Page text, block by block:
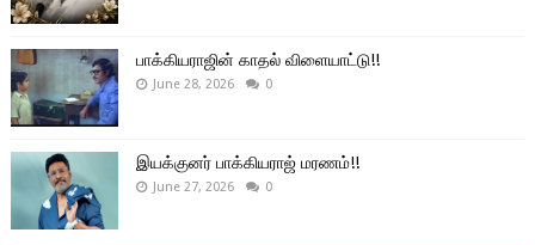
பாக்கியராஜின் காதல் விளையாட்டு!!
June 28, 2026 0
இயக்குனர் பாக்கியராஜ் மரணம்!!
June 27, 2026 0